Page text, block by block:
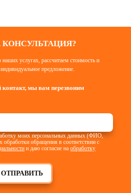
услугах, рассчитаем стоимость и
предложение.
контакт, мы вам перезвоним
ОТПРАВИТЬ
моих персональных данных (ФИО,
обработки обращения в соответствии с
и даю согласие наобработку